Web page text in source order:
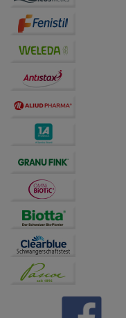
auf unserer
Drittseiten
Bitte beachten Sie,
Dritte wie z.B.
übertragen werden.